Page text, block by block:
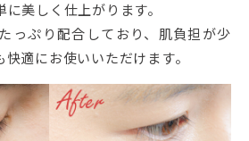
美しく仕上がります。
っぷり配合しており、肌負担が少
適にお使いいただけます。